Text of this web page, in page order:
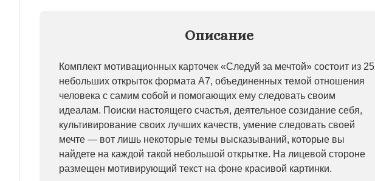
Описание
Комплект мотивационных карточек «Следуй за мечтой» состоит из 25
небольших открыток формата А7, объединенных темой отношения
человека с самим собой и помогающих ему следовать своим
идеалам. Поиски настоящего счастья, деятельное созидание себя,
культивирование своих лучших качеств, умение следовать своей
мечте — вот лишь некоторые темы высказываний, которые вы
найдете на каждой такой небольшой открытке. На лицевой стороне
размещен мотивирующий текст на фоне красивой картинки.